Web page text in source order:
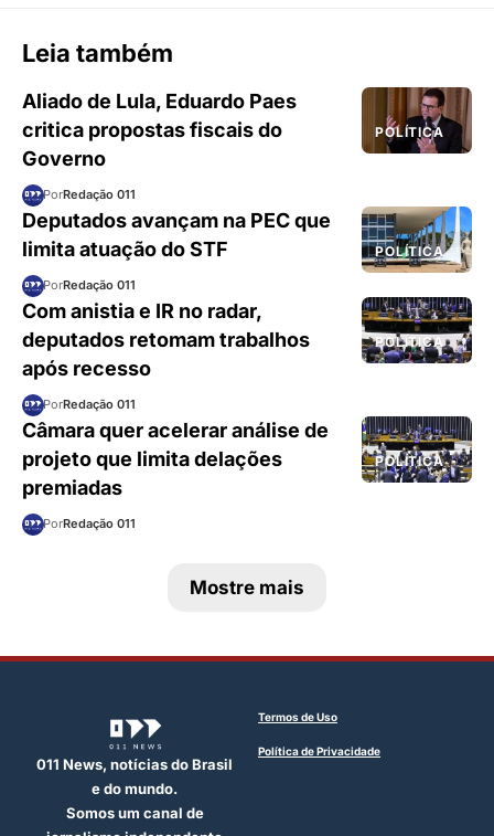
Leia também
POLÍTICA
Aliado de Lula, Eduardo Paes
critica propostas fiscais do
Governo
PorRedação 011
POLÍTICA
Deputados avançam na PEC que
limita atuação do STF
PorRedação 011
POLÍTICA
Com anistia e IR no radar,
deputados retomam trabalhos
após recesso
PorRedação 011
POLÍTICA
Câmara quer acelerar análise de
projeto que limita delações
premiadas
PorRedação 011
Mostre mais
011 News, notícias do Brasil
e do mundo.
Somos um canal de
Termos de Uso
Política de Privacidade